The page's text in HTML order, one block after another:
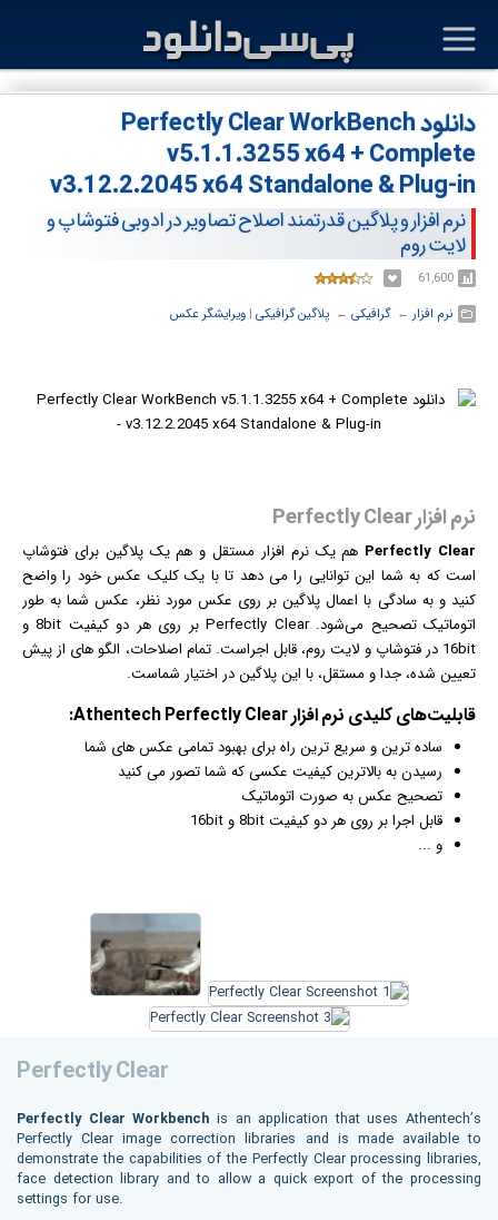
دانلود Perfectly Clear WorkBench
v5.1.1.3255 x64 + Complete
v3.12.2.2045 x64 Standalone & Plug-in
نرم افزار و پلاگین قدرتمند اصلاح تصاویر در ادوبی فتوشاپ و
لایت روم
61,600
نرم افزار ← ‏گرافیکی ← ‏ پلاگین گرافیکی ‏| ویرایشگر عکس
نرم افزار Perfectly Clear
Perfectly Clear هم یکنرم افزار مستقل و هم یک پلاگین برای فتوشاپ
است که به شما این توانایی را می دهد تا با یک کلیک عکسخود را واضح
کنید و به سادگی با اعمال پلاگین بر روی عکس مورد نظر، عکس شما به طور
اتوماتیک تصحیح می‌شود. Perfectly Clear بر روی هر دو کیفیت 8bit و
16bit در فتوشاپ و لایت روم، قابل اجراست. تمام اصلاحات، الگو های از پیش
تعیین شده، جدا و مستقل، با این پلاگین در اختیار شماست.
قابلیت‌های کلیدی نرم افزار
ساده ترین و سریع ترین راه برای بهبود تمامی عکسهای شما
رسیدن به بالاترین کیفیت عکسی که شما تصور می کنید
تصحیح عکس به صورت اتوماتیک
قابل اجرا بر روی هر دو کیفیت 8bit و 16bit
و ...
Perfectly Clear
Perfectly Clear Workbench is an application that uses Athentech’s
Perfectly Clear image correction libraries and is made available to
demonstrate the capabilities of the Perfectly Clear processing libraries,
face detection library and to allow a quick export of the processing
settings for use.